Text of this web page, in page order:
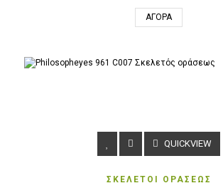
ΑΓΟΡΆ
QUICKVIEW
ΣΚΕΛΕΤΟΙ ΟΡΑΣΕΩΣ